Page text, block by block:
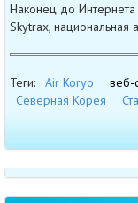
Наконец до
Skytrax, национальная
Теги: Air Koryo веб-
Северная Корея